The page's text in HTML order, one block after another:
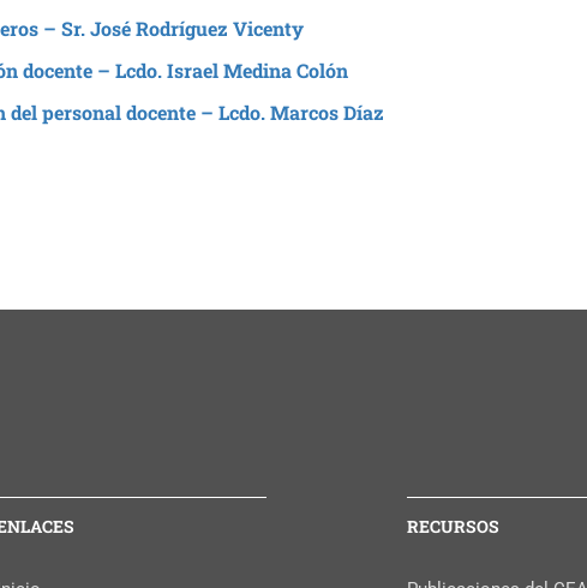
– Sr. José Rodríguez Vicenty
docente – Lcdo. Israel Medina Colón
personal docente – Lcdo. Marcos Díaz
RECURSOS